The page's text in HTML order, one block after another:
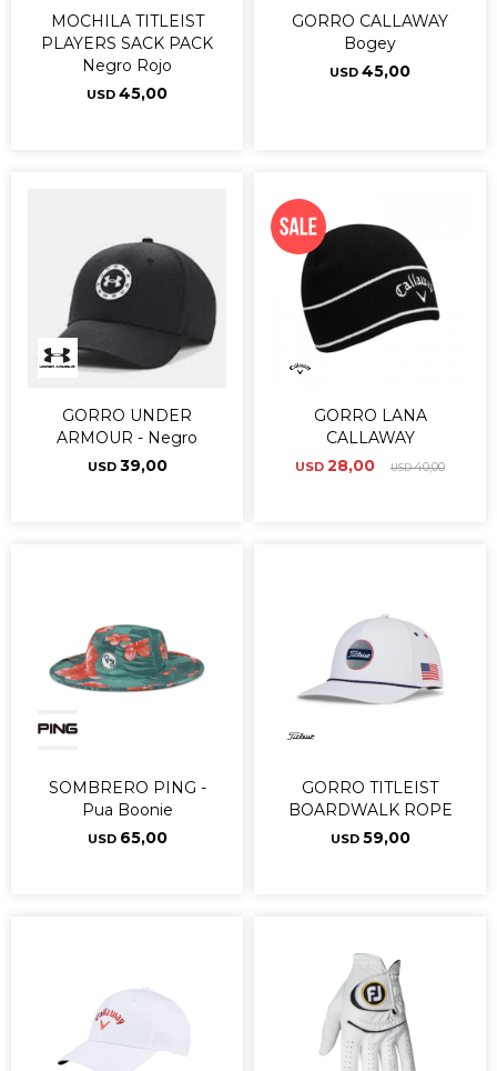
MOCHILA TITLEIST
PLAYERS SACK PACK
Negro Rojo
USD 45,00
GORRO CALLAWAY
Bogey
USD 45,00
GORRO UNDER
ARMOUR - Negro
USD 39,00
GORRO LANA
CALLAWAY
USD 28,00 USD40,00
SOMBRERO PING -
Pua Boonie
USD 65,00
GORRO TITLEIST
BOARDWALK ROPE
USD 59,00